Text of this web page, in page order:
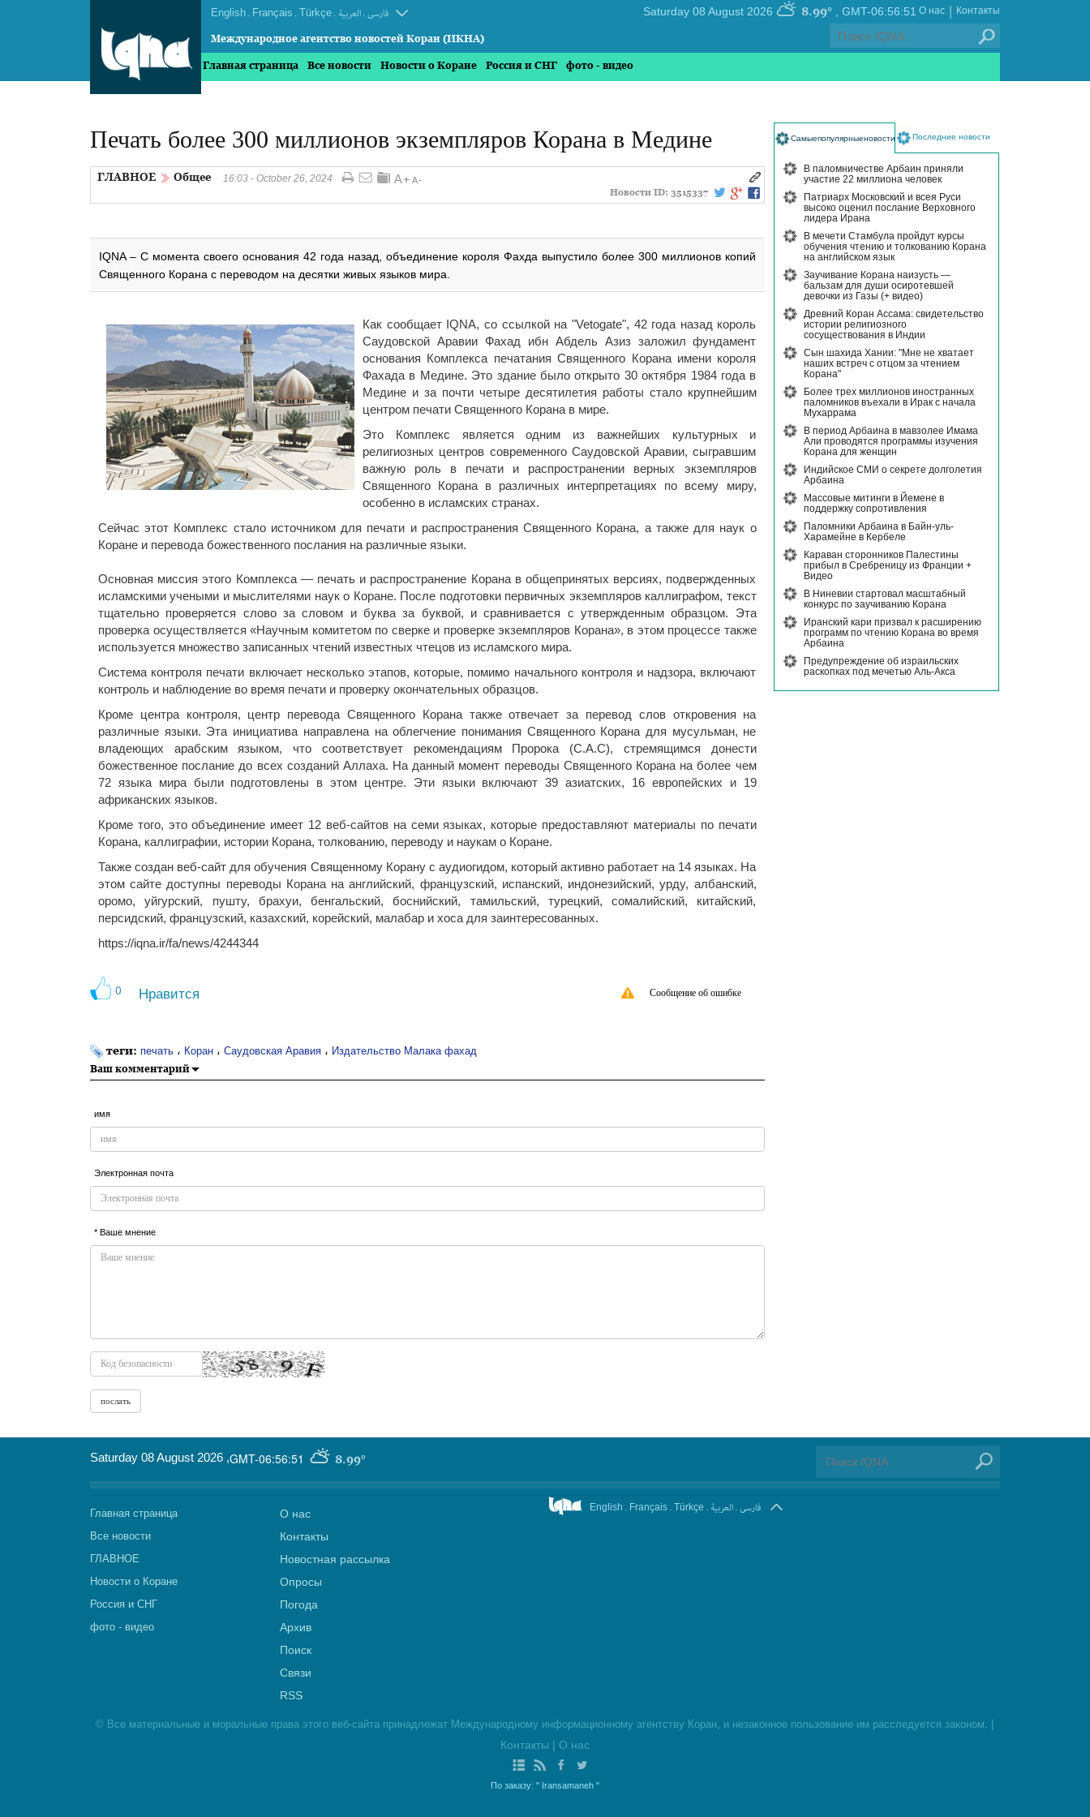
English . Français . Türkçe . العربیة . فارسی
Международное агентство новостей Коран (ИКНА)
GMT-06:56:51
8.99° Контакты
|
О нас
Главная страница Все новости Новости о Коране Россия и СНГ фото - видео
Печать более 300 миллионов экземпляров Корана в Медине
ГЛАВНОЕ Общее
16:03 - October 26, 2024
Новости ID: 3515337
IQNA – С момента своего основания 42 года назад, объединение короля Фахда выпустило более 300 миллионов копий
Священного Корана с переводом на десятки живых языков мира.
Как сообщает IQNA, со ссылкой на "Vetogate", 42 года назад король
Саудовской Аравии Фахад ибн Абдель Азиз заложил фундамент
основания Комплекса печатания Священного Корана имени короля
Фахада в Медине. Это здание было открыто 30 октября 1984 года в
Медине и за почти четыре десятилетия работы стало крупнейшим
центром печати Священного Корана в мире.
Это Комплекс является одним из важнейших культурных и
религиозных центров современного Саудовской Аравии, сыгравшим
важную роль в печати и распространении верных экземпляров
Священного Корана в различных интерпретациях по всему миру,
особенно в исламских странах.
Сейчас этот Комплекс стало источником для печати и распространения Священного Корана, а также для наук о
Коране и перевода божественного послания на различные языки.
Основная миссия этого Комплекса — печать и распространение Корана в общепринятых версиях, подвержденных
исламскими учеными и мыслителями наук о Коране. После подготовки первичных экземпляров каллиграфом, текст
тщательно проверяется слово за словом и буква за буквой, и сравнивается с утвержденным образцом. Эта
проверка осуществляется «Научным комитетом по сверке и проверке экземпляров Корана», в этом процессе также
используется множество записанных чтений известных чтецов из исламского мира.
Система контроля печати включает несколько этапов, которые, помимо начального контроля и надзора, включают
контроль и наблюдение во время печати и проверку окончательных образцов.
Кроме центра контроля, центр перевода Священного Корана также отвечает за перевод слов откровения на
различные языки. Эта инициатива направлена на облегчение понимания Священного Корана для мусульман, не
владеющих арабским языком, что соответствует рекомендациям Пророка (С.А.С), стремящимся донести
божественное послание до всех созданий Аллаха. На данный момент переводы Священного Корана на более чем
72 языка мира были подготовлены в этом центре. Эти языки включают 39 азиатских, 16 европейских и 19
африканских языков.
Кроме того, это объединение имеет 12 веб-сайтов на семи языках, которые предоставляют материалы по печати
Корана, каллиграфии, истории Корана, толкованию, переводу и наукам о Коране.
Также создан веб-сайт для обучения Священному Корану с аудиогидом, который активно работает на 14 языках. На
этом сайте доступны переводы Корана на английский, французский, испанский, индонезийский, урду, албанский,
оромо, уйгурский, пушту, брахуи, бенгальский, боснийский, тамильский, турецкий, сомалийский, китайский,
персидский, французский, казахский, корейский, малабар и хоса для заинтересованных.
https://iqna.ir/fa/news/4244344
0 Нравится Сообщение об ошибке
теги: печать ، Коран ، Саудовская Аравия ، Издательство Малака фахад
Ваш комментарий
имя
Электронная почта
* Ваше мнение
Самыепопулярныеновости Последние новости
В паломничестве Арбаин приняли
участие 22 миллиона человек
Патриарх Московский и всея Руси
высоко оценил послание Верховного
лидера Ирана
В мечети Стамбула пройдут курсы
обучения чтению и толкованию Корана
на английском язык
Заучивание Корана наизусть —
бальзам для души осиротевшей
девочки из Газы (+ видео)
Древний Коран Ассама: свидетельство
истории религиозного
сосуществования в Индии
Сын шахида Хании: "Мне не хватает
наших встреч с отцом за чтением
Корана"
Более трех миллионов иностранных
паломников въехали в Ирак с начала
Мухаррама
В период Арбаина в мавзолее Имама
Али проводятся программы изучения
Корана для женщин
Индийское СМИ о секрете долголетия
Арбаина
Массовые митинги в Йемене в
поддержку сопротивления
Паломники Арбаина в Байн-уль-
Харамейне в Кербеле
Караван сторонников Палестины
прибыл в Сребреницу из Франции +
Видео
В Ниневии стартовал масштабный
конкурс по заучиванию Корана
Иранский кари призвал к расширению
программ по чтению Корана во время
Арбаина
Предупреждение об израильских
раскопках под мечетью Аль-Акса
GMT-06:56:51 8.99°
Saturday 08 August 2026 ,
Главная страница
Все новости
ГЛАВНОЕ
Новости о Коране
Россия и СНГ
фото - видео
О нас
Контакты
Новостная рассылка
Опросы
Погода
Архив
Поиск
Связи
RSS
English . Français . Türkçe . العربیة . فارسی
© Все материальные и моральные права этого веб-сайта принадлежат Международному информационному агентству Коран, и незаконное пользование им расследуется законом. |
Контакты | О нас
По заказу: " Iransamaneh "